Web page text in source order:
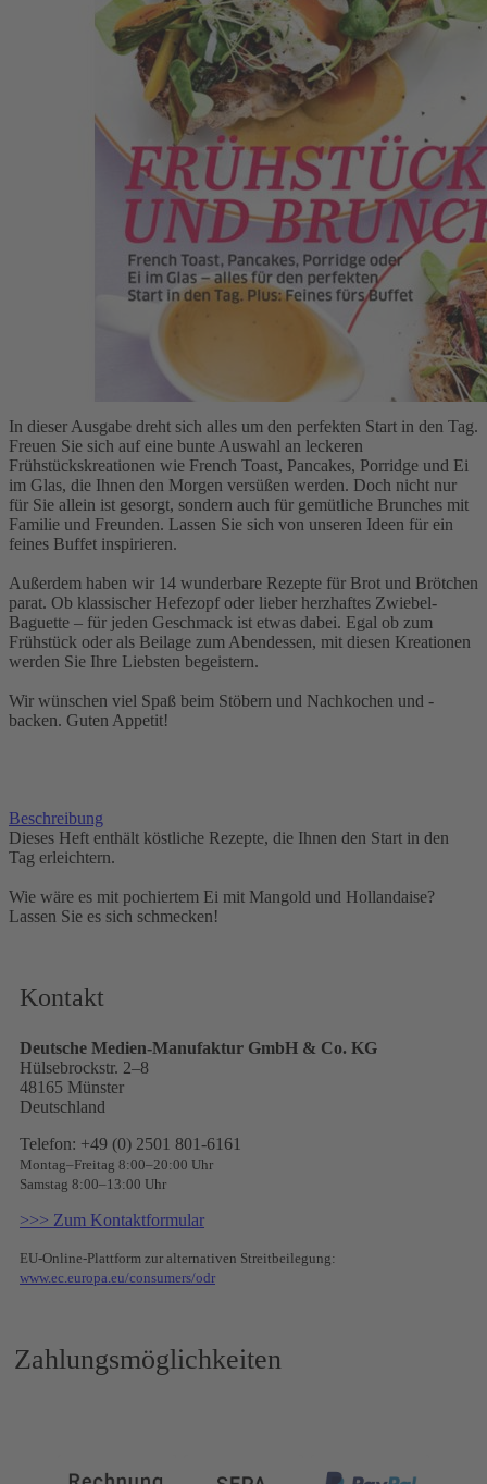
Zum Anfang der Bildergalerie springen
067890
essen & trinken Spezial
inkl. MwSt.
Nur noch gering verfügbar!
In dieser Ausgabe dreht sich alles um den perfekten Start in den Tag.
Freuen Sie sich auf eine bunte Auswahl an leckeren
Frühstückskreationen wie French Toast, Pancakes, Porridge und Ei
im Glas, die Ihnen den Morgen versüßen werden. Doch nicht nur
für Sie allein ist gesorgt, sondern auch für gemütliche Brunches mit
Familie und Freunden. Lassen Sie sich von unseren Ideen für ein
feines Buffet inspirieren.
Außerdem haben wir 14 wunderbare Rezepte für Brot und Brötchen
parat. Ob klassischer Hefezopf oder lieber herzhaftes Zwiebel-
Baguette – für jeden Geschmack ist etwas dabei. Egal ob zum
Frühstück oder als Beilage zum Abendessen, mit diesen Kreationen
werden Sie Ihre Liebsten begeistern.
Wir wünschen viel Spaß beim Stöbern und Nachkochen und -
backen. Guten Appetit!
Beschreibung
Dieses Heft enthält köstliche Rezepte, die Ihnen den Start in den
Tag erleichtern.
Wie wäre es mit pochiertem Ei mit Mangold und Hollandaise?
Lassen Sie es sich schmecken!
Kontakt
Deutsche Medien-Manufaktur GmbH & Co. KG
Hülsebrockstr. 2–8
48165 Münster
Deutschland
Telefon: +49 (0) 2501 801-6161
Montag–Freitag 8:00–20:00 Uhr
Samstag 8:00–13:00 Uhr
>>> Zum Kontaktformular
EU-Online-Plattform zur alternativen Streitbeilegung:
www.ec.europa.eu/consumers/odr
Zahlungsmöglichkeiten